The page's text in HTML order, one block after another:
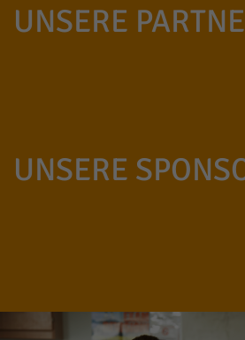
UNSERE
UNSERE